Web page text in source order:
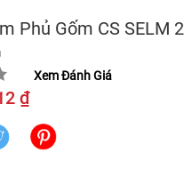
Phủ Gốm CS SELM
Xem Đánh Giá
₫